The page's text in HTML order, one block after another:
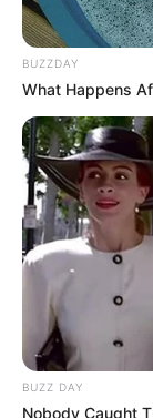
BUZZDAY
What Happens
BUZZ DAY
Nobody Caught